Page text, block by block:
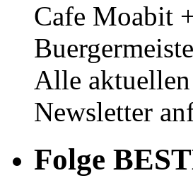
Cafe Moabit
Alle
Newsletter
Folge